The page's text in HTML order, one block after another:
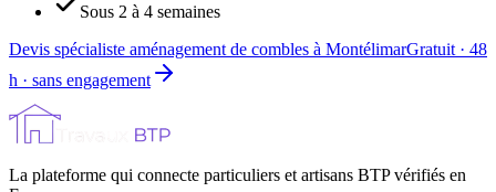
Sous 2 à 4 semaines
Devis spécialiste aménagement de combles à MontélimarGratuit · 48
h · sans engagement
La plateforme qui connecte particuliers et artisans BTP vérifiés en